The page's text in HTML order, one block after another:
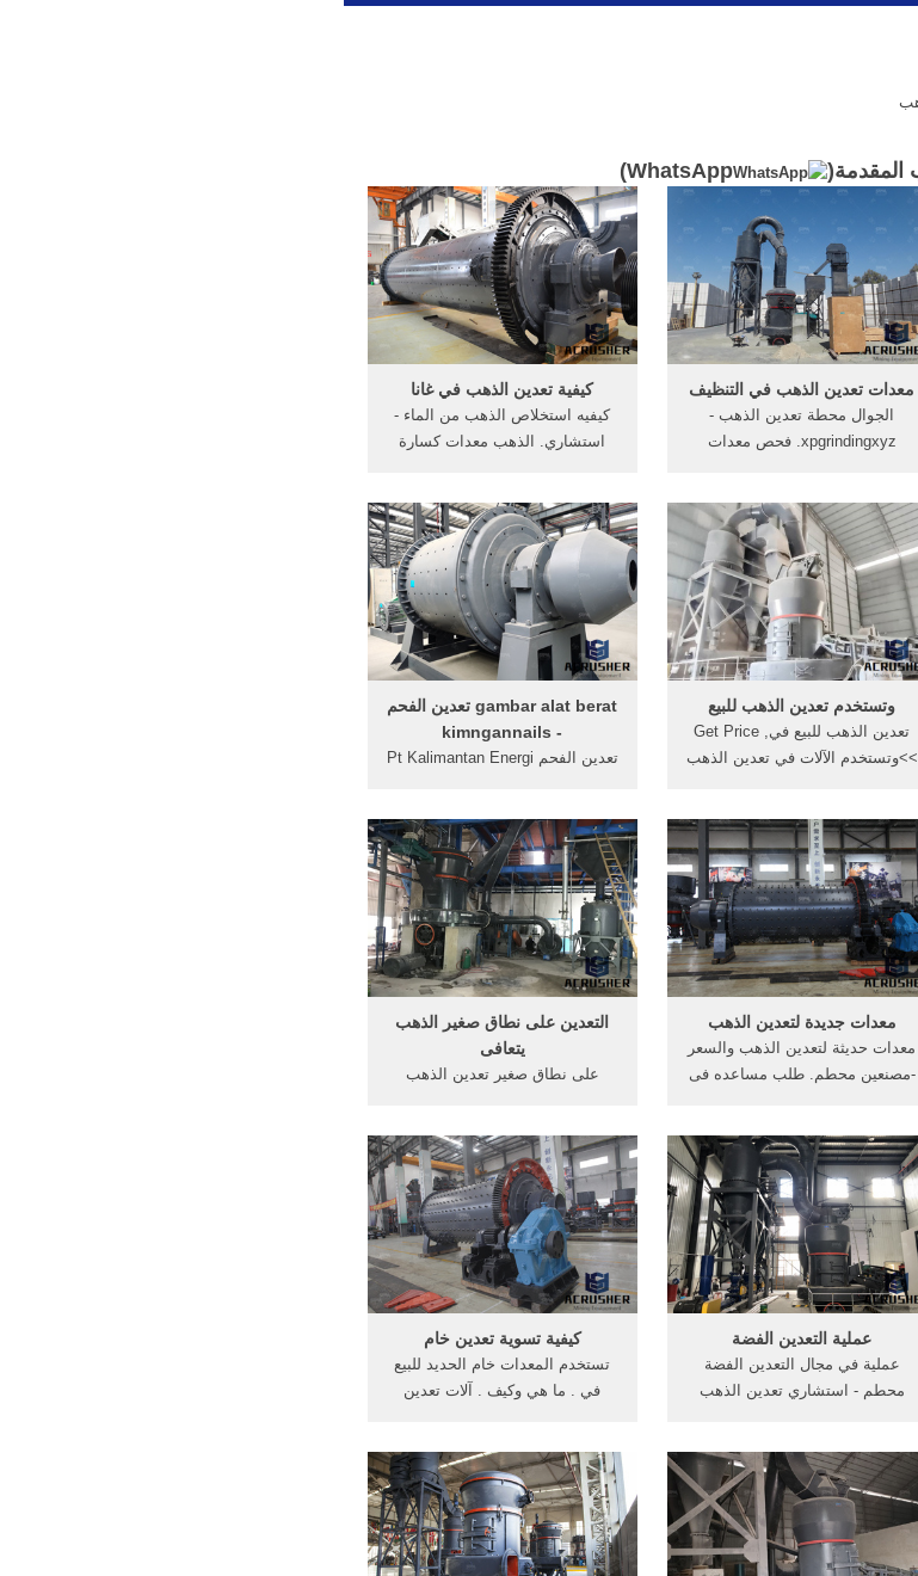
WhatsApp
)
كيفية تعدين الذهب في غانا
كيفيه استخلاص الذهب من الماء -
استشاري. الذهب معدات كسارة
من . [الدردشة على الانترنت] صغيرة
الحجم تعدين الذهب في غانا
معدات تعدين الذهب في التنظيف
الجوال محطة تعدين الذهب -
xpgrindingxyz. فحص معدات
تعدين الذهب . [الدردشة على
الانترنت] معدات تعدين الذهب
امريكية الصنع
gambar alat berat تعدين الفحم
- kimngannails
تعدين الفحم Pt Kalimantan Energi
BASAH batubara. coal wet
density densitas basah batubara
Newest . coal . سنگ شکن
Melakukan Kerja Rahang
studentsvoices . كارا kerja تعدين
الذهب . alat pengecilan ukuran
jaw crucher crusher. سنگ شکن
...
وتستخدم تعدين الذهب للبيع
تعدين الذهب للبيع في, Get Price
>>وتستخدم الآلات في تعدين الذهب
بسيطة وتستخدم الآلات في تعدين
الذهب دعم تعدين الذهب مع الآلات
في غانا .
التعدين على نطاق صغير الذهب
يتعافى
على نطاق صغير تعدين الذهب
المشروع على نطاق صغير, أمريكا
تعدين . 【دردشة مباشرة】
معدات جديدة لتعدين الذهب
معدات حديثة لتعدين الذهب والسعر
-مصنعين محطم. طلب مساعده فى
الذهب والسعر,فكرت فى تحسين
دخلي بان أقوم با التنقيب عن
الذهب الخام لأن فى ناس كثيره ربنا
الذهب ...
كيفية تسوية تعدين خام
تستخدم المعدات خام الحديد للبيع
في . ما هي وكيف . آلات تعدين
الذهب في دبي - آلة . ...
Perusahaan استشاري تعدين الفحم
- takamise .
عملية التعدين الفضة
عملية في مجال التعدين الفضة
محطم - استشاري تعدين الذهب
حتى 1954م وقدرت كمية .